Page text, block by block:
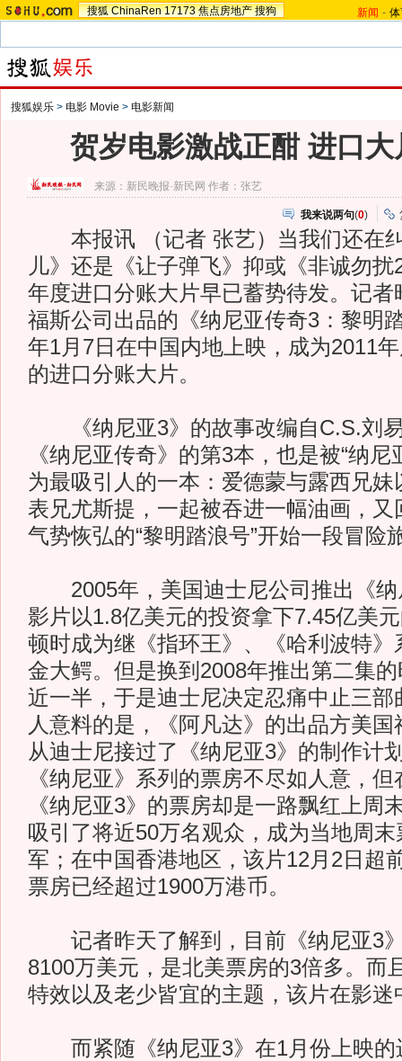
搜狐 ChinaRen 17173 焦点房地产 搜狗 新闻 -
搜狐娱乐 > 电影 Movie > 电影新闻
贺岁电影激战正酣 进口
来源： 新民晚报·新民网 作者：张艺
我来说两句(0)
本报讯 （记者 张艺）当我们还在
儿》还是《让子弹飞》抑或《非诚勿扰
年度进口分账大片早已蓄势待发。记者
福斯公司出品的《纳尼亚传奇3：黎明
年1月7日在中国内地上映，成为2011
的进口分账大片。
《纳尼亚3》的故事改编自C.S.刘
《纳尼亚传奇》的第3本，也是被“纳尼
为最吸引人的一本：爱德蒙与露西兄
表兄尤斯提，一起被吞进一幅油画，又
气势恢弘的“黎明踏浪号”开始一段冒险
2005年，美国迪士尼公司推出《纳
影片以1.8亿美元的投资拿下7.45亿美
顿时成为继《指环王》、《哈利波特》
金大鳄。但是换到2008年推出第二集
近一半，于是迪士尼决定忍痛中止三部
人意料的是，《阿凡达》的出品方美
从迪士尼接过了《纳尼亚3》的制作计
《纳尼亚》系列的票房不尽如人意，
《纳尼亚3》的票房却是一路飘红上周
吸引了将近50万名观众，成为当地周
军；在中国香港地区，该片12月2日超
票房已经超过1900万港币。
记者昨天了解到，目前《纳尼亚3
8100万美元，是北美票房的3倍多。而
特效以及老少皆宜的主题，该片在影迷
而紧随《纳尼亚3》在1月份上映的